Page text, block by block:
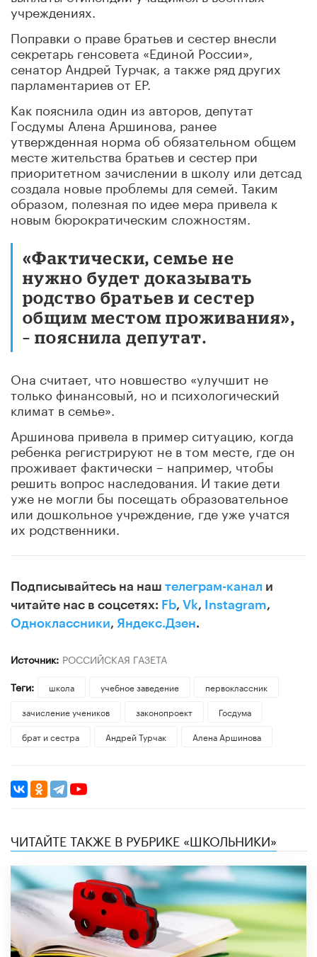
учреждениях.
Поправки о праве братьев и сестер внесли
секретарь генсовета «Единой России»,
сенатор Андрей Турчак, а также ряд других
парламентариев от ЕР.
Как пояснила один из авторов, депутат
Госдумы Алена Аршинова, ранее
утвержденная норма об обязательном общем
месте жительства братьев и сестер при
приоритетном зачислении в школу или детсад
создала новые проблемы для семей. Таким
образом, полезная по идее мера привела к
новым бюрократическим сложностям.
«Фактически, семье не
нужно будет доказывать
родство братьев и сестер
общим местом проживания»,
– пояснила депутат.
Она считает, что новшество «улучшит не
только финансовый, но и психологический
климат в семье».
Аршинова привела в пример ситуацию, когда
ребенка регистрируют не в том месте, где он
проживает фактически – например, чтобы
решить вопрос наследования. И такие дети
уже не могли бы посещать образовательное
или дошкольное учреждение, где уже учатся
их родственники.
Подписывайтесь на наш телеграм-канал и
читайте нас в соцсетях: Fb, Vk, Instagram,
Одноклассники, Яндекс.Дзен.
Источник: РОССИЙСКАЯ ГАЗЕТА
Теги:
школа учебное заведение
первоклассник
зачисление учеников
законопроект
Госдума
брат и сестра
Андрей Турчак Алена Аршинова
ЧИТАЙТЕ ТАКЖЕ В РУБРИКЕ «ШКОЛЬНИКИ»